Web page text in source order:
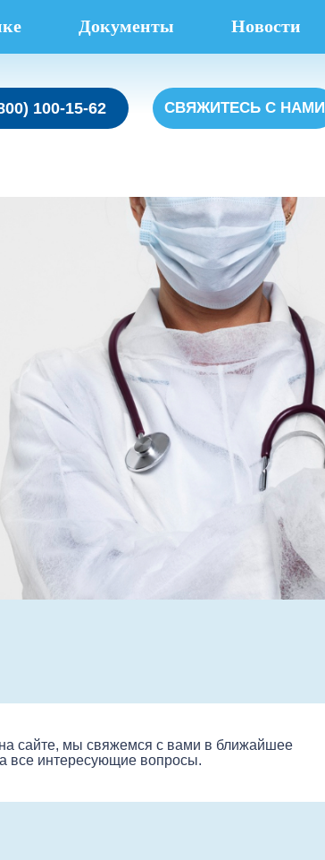
Документы Новости
100-15-62 СВЯЖИТЕСЬ С НАМИ
сайте, мы свяжемся с вами в ближайшее
все интересующие вопросы.